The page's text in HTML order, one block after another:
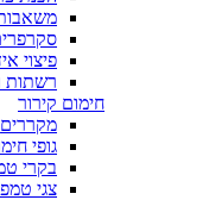
משאבות
פיצוי
רשתות
חימום קירור
מקררים
גופי
בקרי
צגי